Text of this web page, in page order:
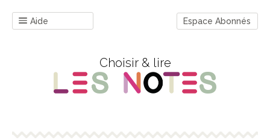
Aide Espace Abonnés
Choisir & lire